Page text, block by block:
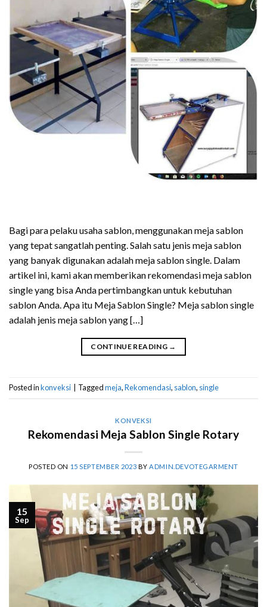
Bagi para pelaku usaha sablon, menggunakan meja sablon
yang tepat sangatlah penting. Salah satu jenis meja sablon
yang banyak digunakan adalah meja sablon single. Dalam
artikel ini, kami akan memberikan rekomendasi meja sablon
single yang bisa Anda pertimbangkan untuk kebutuhan
sablon Anda. Apa itu Meja Sablon Single? Meja sablon single
adalah jenis meja sablon yang […]
CONTINUE READING →
Posted inkonveksi Taggedmeja,Rekomendasi, sablon, single
KONVEKSI
Rekomendasi Meja Sablon Single Rotary
POSTED ON 15 SEPTEMBER 2023 BYADMIN.DEVOTEGARMENT
15
Sep